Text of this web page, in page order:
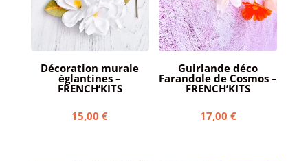
ancien
Décoration murale
églantines –
FRENCH’KITS
15,00€
Guirlande déco
Farandole de Cosmos –
FRENCH’KITS
17,00 €